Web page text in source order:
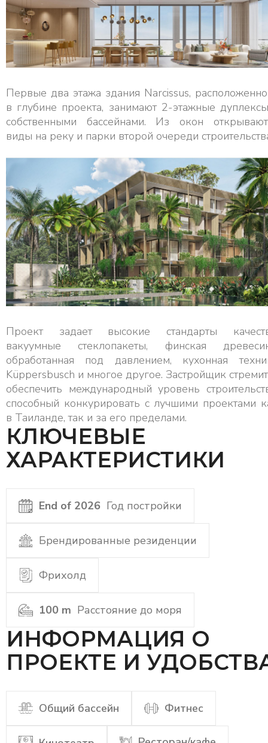
Первые два этажа здания Narcissus,
в глубине проекта, занимают 2-этажные
собственными бассейнами. Из окон
виды на реку и парки второй очереди
Проект задает высокие стандарты
вакуумные стеклопакеты, финская
обработанная под давлением, кухонная
Küppersbusch и многое другое. Застройщик
обеспечить международный уровень
способный конкурировать с лучшими проектами
в Таиланде, так и за его пределами.
КЛЮЧЕВЫЕ
ХАРАКТЕРИСТИКИ
End of 2026 Год постройки
Брендированные резиденции
Фрихолд
100 m Расстояние до моря
ИНФОРМАЦИЯ О
ПРОЕКТЕ И
Общий бассейн Фитнес